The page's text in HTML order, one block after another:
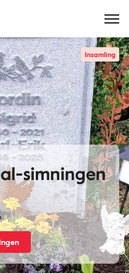
Insamling
simningen